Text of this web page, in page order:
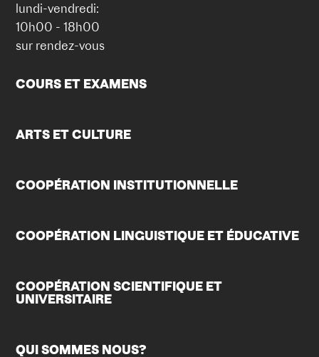
lundi-vendredi:
10h00 - 18h00
sur rendez-vous
COURS ET EXAMENS
ARTS ET CULTURE
COOPÉRATION INSTITUTIONNELLE
COOPÉRATION LINGUISTIQUE ET ÉDUCATIVE
COOPÉRATION SCIENTIFIQUE ET
UNIVERSITAIRE
QUI SOMMES NOUS?